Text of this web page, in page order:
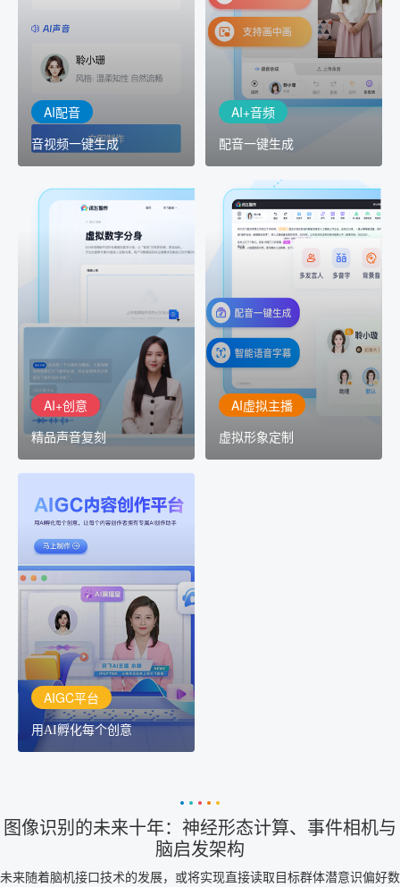
AI配音
音视频一键生成
室"中输入文本或录音，一
出
AI+音频
配音一键生成
TTS能力打造的AI音频制作
工具，输入文本、选择发
音人即可一键生成专业音
AI+创意
精品声音复刻
AI+创意
精品声音复刻
AI+创意：AIGC 能力集中
展示窗口，体验 AIGC 给
生活和生产带来的改变
AI虚拟主播
虚拟形象定制
讯飞智作：让每一个内容
创作者高效生产灵活定制
AIGC平台
用AI孵化每个创意
AIGC平台
用AI孵化每个创意
讯飞AIGC平台：让每个创
作者都拥有自己的专注AI
创作助手
图像识别的未来十年：神经形态计算、事件相机与
脑启发架构
未来随着脑机接口技术的发展，或将实现直接读取目标群体潜意识偏好数